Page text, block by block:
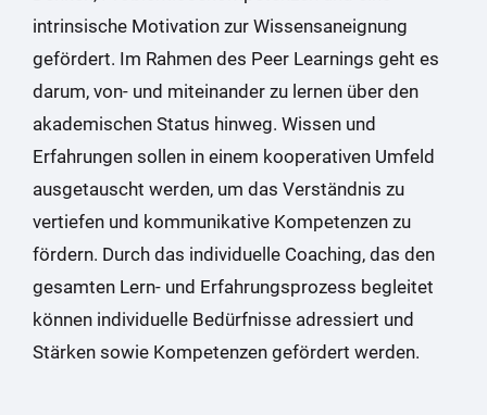
intrinsische Motivation zur Wissensaneignung
gefördert. Im Rahmen des Peer Learnings geht es
darum, von- und miteinander zu lernen über den
akademischen Status hinweg. Wissen und
Erfahrungen sollen in einem kooperativen Umfeld
ausgetauscht werden, um das Verständnis zu
vertiefen und kommunikative Kompetenzen zu
fördern. Durch das individuelle Coaching, das den
gesamten Lern- und Erfahrungsprozess begleitet
können individuelle Bedürfnisse adressiert und
Stärken sowie Kompetenzen gefördert werden.